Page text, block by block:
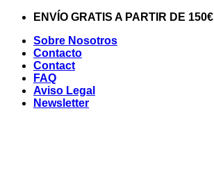
Saltar
contenido
ENVÍO GRATIS A PARTIR DE 150€
Sobre Nosotros
Contacto
Contact
FAQ
Aviso Legal
Newsletter